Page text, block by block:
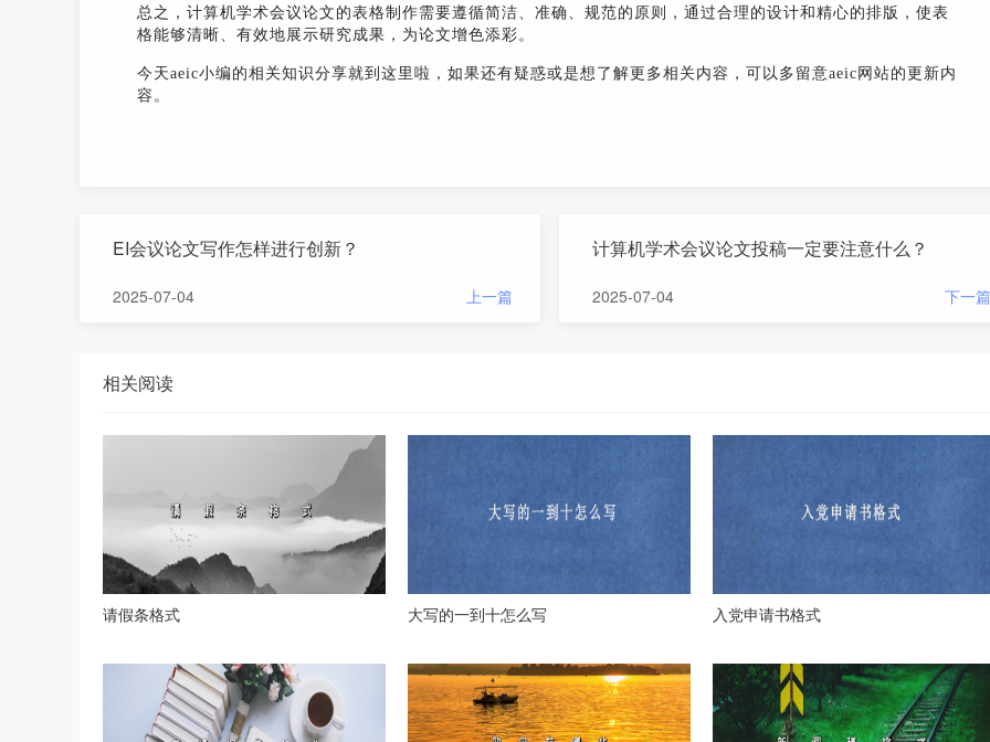
总之，计算机学术会议论文的表格制作需要遵循简洁、准确、规范的原则，通过合理的设计和精心的排版，使表
格能够清晰、有效地展示研究成果，为论文增色添彩。
今天aeic小编的相关知识分享就到这里啦，如果还有疑惑或是想了解更多相关内容，可以多留意aeic网站的更新内
容。
EI会议论文写作怎样进行创新？
2025-07-04 上一篇
计算机学术会议论文投稿一定要注意什么？
2025-07-04 下一篇
相关阅读
请假条格式 大写的一到十怎么写 入党申请书格式